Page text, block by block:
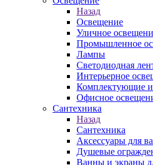
Назад
Освещение
Уличное
Промышленное
Лампы
Светодиодная
Интерьерное
Комплектующие и
Офисное
Сантехника
Назад
Сантехника
Аксессуары для
Душевые
Ванны и экраны